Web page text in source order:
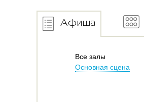
Афиша
Все залы
Основная сцена